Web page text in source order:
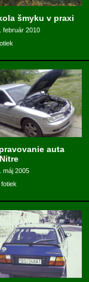
šmyku v praxi
február 2010
auta
máj 2005
fotiek